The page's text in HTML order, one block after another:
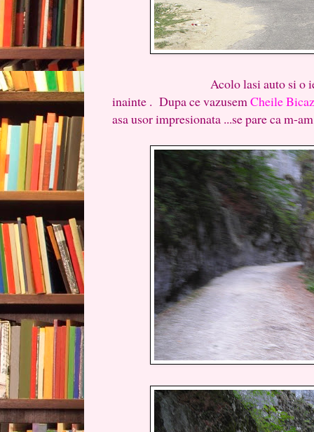
Acolo lasi auto si o iei
inainte . Dupa ce vazusem Cheile
asa usor impresionata ...se pare ca m-